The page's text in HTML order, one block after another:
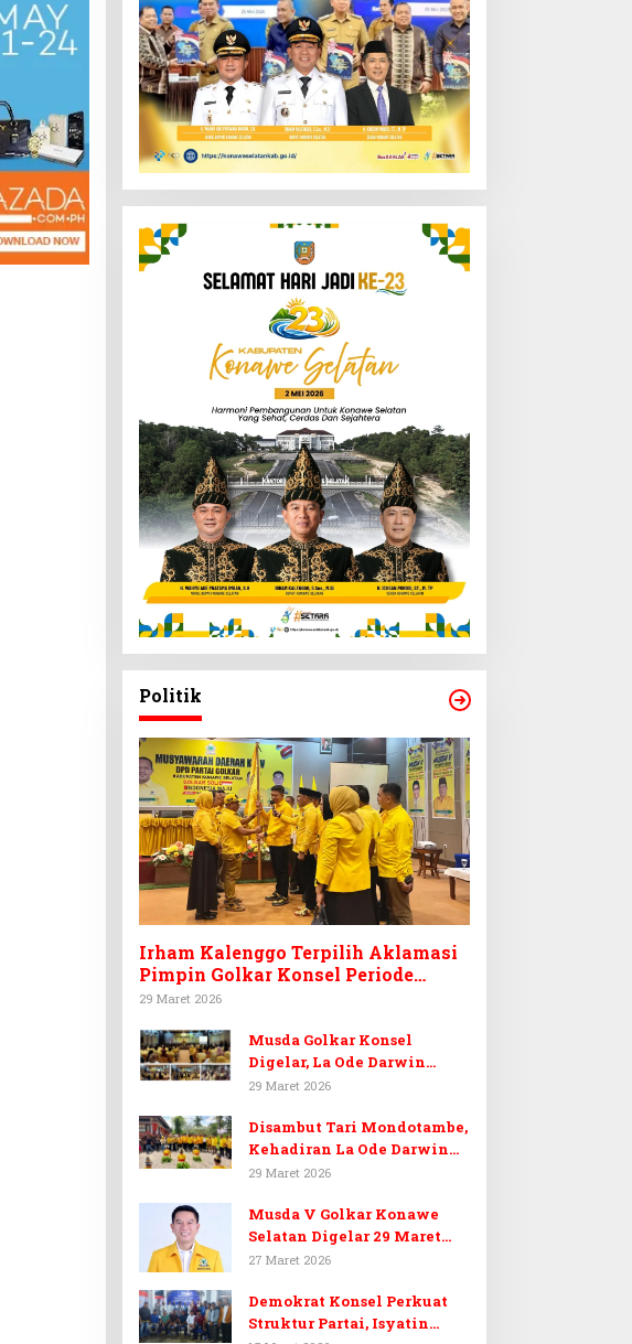
Politik
Irham Kalenggo Terpilih Aklamasi
Pimpin Golkar Konsel Periode
Ketiga
29 Maret 2026
Musda Golkar Konsel
Digelar, La Ode Darwin
Tekankan Soliditas Kader
Konawe Selatan
29 Maret 2026
Disambut Tari Mondotambe,
Kehadiran La Ode Darwin
Hangatkan Musda V Golkar
29 Maret 2026
Musda V Golkar Konawe
Selatan Digelar 29 Maret
2026, Dukungan Menguat
27 Maret 2026
Demokrat Konsel Perkuat
Struktur Partai, Isyatin